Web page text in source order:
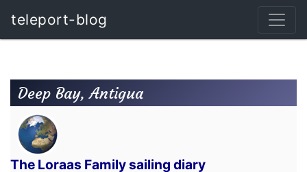
teleport-blog
Deep Bay, Antigua
The Loraas Family sailing diary